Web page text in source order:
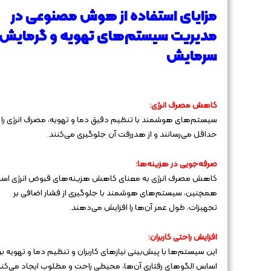
مزایای استفاده از هوش مصنوعی در
مدیریت سیستم‌های تهویه و
سرمایش
کاهش مصرف انرژی:
سیستم‌های هوشمند با تنظیم دقیق دما و تهویه، مصرف انرژی را
حداقل می‌رسانند و از هدررفت آن جلوگیری می‌کنند.
صرفه‌جویی در هزینه‌ها:
کاهش مصرف انرژی به معنای کاهش هزینه‌های قبوض انرژی
همچنین، سیستم‌های هوشمند با جلوگیری از فشار اضافی بر
تجهیزات، طول عمر آن‌ها را افزایش می‌دهند.
افزایش راحتی کاربران:
این سیستم‌ها با پیش‌بینی نیازهای کاربران و تنظیم دما و تهویه بر
اساس الگوهای رفتاری آن‌ها، محیطی راحت و مطلوب ایجاد